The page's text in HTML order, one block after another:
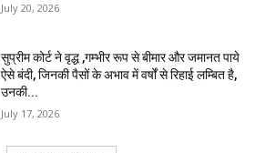
July 20, 2026
सुप्रीम कोर्ट ने वृद्ध ,गम्भीर रूप से बीमार और जमानत पाये
ऐसे बंदी, जिनकी पैसों के अभाव में वर्षों से रिहाई लम्बित है,
उनकी...
July 17, 2026